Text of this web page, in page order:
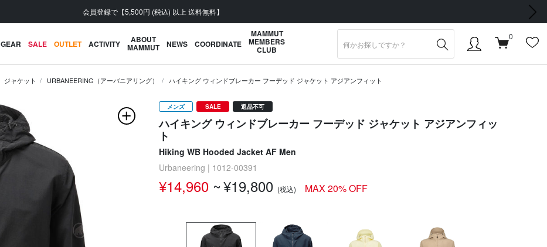
会員登録で【5,500円 (税込) 以上 送料無料】 次の画像
GEAR SALE OUTLET ACTIVITY ABOUT
MAMMUT NEWS COORDINATE
MAMMUT
MEMBERS
CLUB
0
ジャケット URBANEERING（アーバニアリング） ハイキング ウィンドブレーカー フーデッド ジャケット アジアンフィット
メンズ SALE 返品不可
ハイキング ウィンドブレーカー フーデッド ジャケット アジアンフィッ
ト
Hiking WB Hooded Jacket AF Men
Urbaneering | 1012-00391
¥14,960 ~¥19,800 (税込) MAX 20% OFF